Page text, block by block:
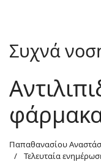
Συχνά
Παπαθανασίου
Τελευταία